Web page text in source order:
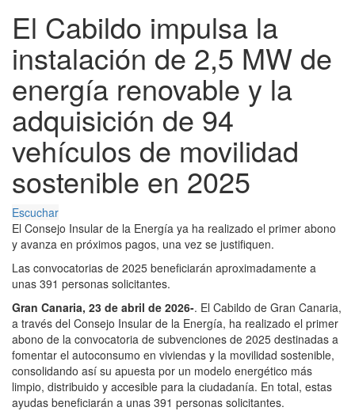
El Cabildo impulsa la
instalación de 2,5 MW de
energía renovable y la
adquisición de 94
vehículos de movilidad
sostenible en 2025
Escuchar
El Consejo Insular de la Energía ya ha realizado el primer abono
y avanza en próximos pagos, una vez se justifiquen.
Las convocatorias de 2025 beneficiarán aproximadamente a
unas 391 personas solicitantes.
Gran Canaria, 23 de abril de 2026-. El Cabildo de Gran Canaria,
a través del Consejo Insular de la Energía, ha realizado el primer
abono de la convocatoria de subvenciones de 2025 destinadas a
fomentar el autoconsumo en viviendas y la movilidad sostenible,
consolidando así su apuesta por un modelo energético más
limpio, distribuido y accesible para la ciudadanía. En total, estas
ayudas beneficiarán a unas 391 personas solicitantes.